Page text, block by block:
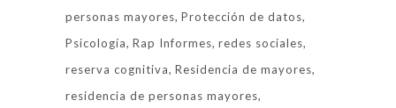
personas mayores Protección de datos
Psicología Rap Informes redes sociales
reserva cognitiva Residencia de mayores
residencia de personas mayores